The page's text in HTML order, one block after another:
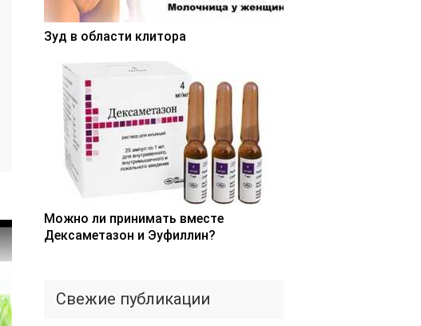
Зуд в области клитора
Можно ли принимать вместе
Дексаметазон и Эуфиллин?
Свежие публикации